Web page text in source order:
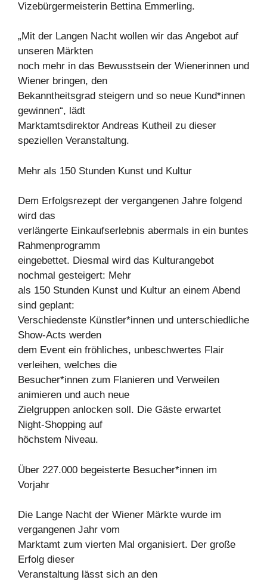
Vizebürgermeisterin Bettina Emmerling.
„Mit der Langen Nacht wollen wir das Angebot auf
unseren Märkten
noch mehr in das Bewusstsein der Wienerinnen und
Wiener bringen, den
Bekanntheitsgrad steigern und so neue Kund*innen
gewinnen“, lädt
Marktamtsdirektor Andreas Kutheil zu dieser
speziellen Veranstaltung.
Mehr als 150 Stunden Kunst und Kultur
Dem Erfolgsrezept der vergangenen Jahre folgend
wird das
verlängerte Einkaufserlebnis abermals in ein buntes
Rahmenprogramm
eingebettet. Diesmal wird das Kulturangebot
nochmal gesteigert: Mehr
als 150 Stunden Kunst und Kultur an einem Abend
sind geplant:
Verschiedenste Künstler*innen und unterschiedliche
Show-Acts werden
dem Event ein fröhliches, unbeschwertes Flair
verleihen, welches die
Besucher*innen zum Flanieren und Verweilen
animieren und auch neue
Zielgruppen anlocken soll. Die Gäste erwartet
Night-Shopping auf
höchstem Niveau.
Über 227.000 begeisterte Besucher*innen im
Vorjahr
Die Lange Nacht der Wiener Märkte wurde im
vergangenen Jahr vom
Marktamt zum vierten Mal organisiert. Der große
Erfolg dieser
Veranstaltung lässt sich an den